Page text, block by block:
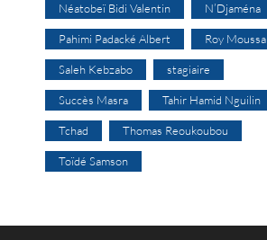
Néatobeï Bidi Valentin N’Djaména
Pahimi Padacké Albert Roy Moussa
Saleh Kebzabo stagiaire
Succès Masra Tahir Hamid Nguilin
Tchad Thomas Reoukoubou
Toïdé Samson